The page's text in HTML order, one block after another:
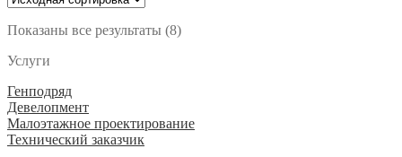
Показаны все результаты (8)
Услуги
Генподряд
Девелопмент
Малоэтажное проектирование
Технический заказчик